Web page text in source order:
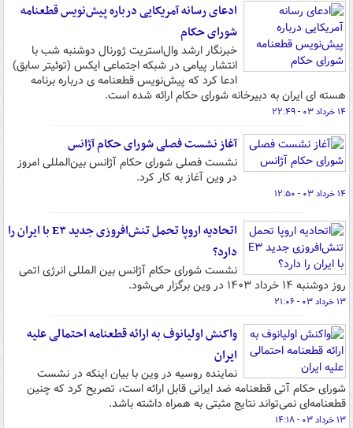
ادعای رسانه آمریکایی درباره پیش‌نویس قطعنامه
شورای حکام
خبرنگار ارشد وال‌استریت ژورنال دوشنبه شب با
انتشار پیامی در شبکه اجتماعی ایکس (توئیتر سابق)
ادعا کرد که پیش‌نویس قطعنامه ی درباره برنامه
هسته ای ایران به دبیرخانه شورای حکام ارائه شده است.
۱۴ خرداد ۰۳ - ۲۲:۴۹
آغاز نشست فصلی شورای حکام آژانس
نشست فصلی شورای حکام آژانس بین‌المللی امروز
در وین آغاز به کار کرد.
۱۴ خرداد ۰۳ - ۱۲:۵۰
اتحادیه اروپا تحمل تنش‌افروزی جدید E۳ با ایران را
دارد؟
نشست شورای حکام آژانس بین المللی انرژی اتمی
روز دوشنبه ۱۴ خرداد ۱۴۰۳ در وین برگزار می‌شود.
۱۳ خرداد ۰۳ - ۲۱:۰۶
واکنش اولیانوف به ارائه قطعنامه احتمالی علیه
ایران
نماینده روسیه در وین با بیان اینکه در نشست
شورای حکام آتی قطعنامه ضد ایرانی قابل ارائه است، تصریح کرد که چنین
قطعنامه‌ای نمی‌تواند نتایج مثبتی به همراه داشته باشد.
۱۳ خرداد ۰۳ - ۱۴:۱۸